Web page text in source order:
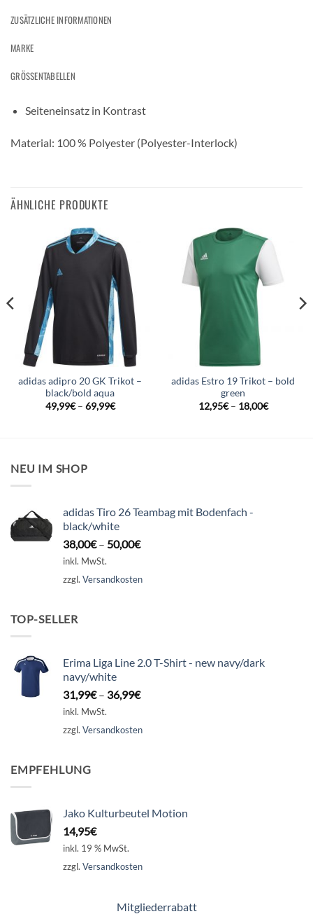
ZUSÄTZLICHE INFORMATIONEN
MARKE
GRÖSSENTABELLEN
Seiteneinsatz in Kontrast
Material: 100 % Polyester (Polyester-Interlock)
ÄHNLICHE PRODUKTE
adidas adipro 20 GK Trikot –
black/bold aqua
49,99€– 69,99€
adidas Estro 19 Trikot – bold
green
12,95€– 18,00€
NEU IM SHOP
adidas Tiro 26 Teambag mit Bodenfach -
black/white
38,00€– 50,00€
inkl. MwSt.
zzgl. Versandkosten
TOP-SELLER
Erima Liga Line 2.0 T-Shirt - new navy/dark
navy/white
31,99€– 36,99€
inkl. MwSt.
zzgl. Versandkosten
EMPFEHLUNG
Jako Kulturbeutel Motion
14,95€
inkl. 19 % MwSt.
zzgl. Versandkosten
Mitgliederrabatt